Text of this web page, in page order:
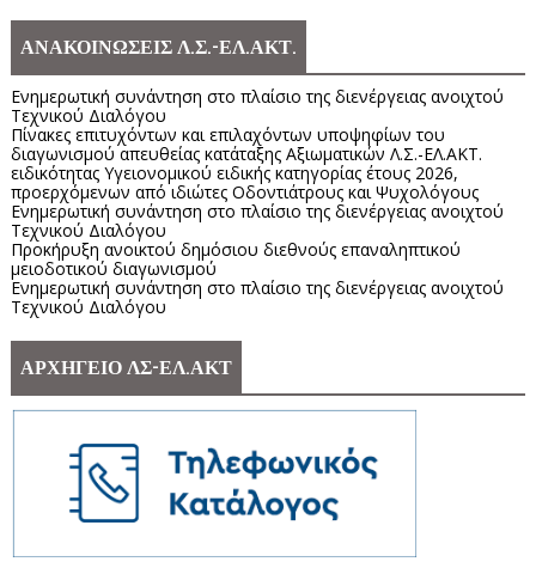
ΑΝΑΚΟΙΝΩΣΕΙΣ Λ.Σ.-ΕΛ.ΑΚΤ.
Ενημερωτική συνάντηση στο πλαίσιο της διενέργειας ανοιχτού
Τεχνικού Διαλόγου
Πίνακες επιτυχόντων και επιλαχόντων υποψηφίων του
διαγωνισμού απευθείας κατάταξης Αξιωματικών Λ.Σ.-ΕΛ.ΑΚΤ.
ειδικότητας Υγειονομικού ειδικής κατηγορίας έτους 2026,
προερχόμενων από ιδιώτες Οδοντιάτρους και Ψυχολόγους
Ενημερωτική συνάντηση στο πλαίσιο της διενέργειας ανοιχτού
Τεχνικού Διαλόγου
Προκήρυξη ανοικτού δημόσιου διεθνούς επαναληπτικού
μειοδοτικού διαγωνισμού
Ενημερωτική συνάντηση στο πλαίσιο της διενέργειας ανοιχτού
Τεχνικού Διαλόγου
ΑΡΧΗΓΕΙΟ ΛΣ-ΕΛ.ΑΚΤ